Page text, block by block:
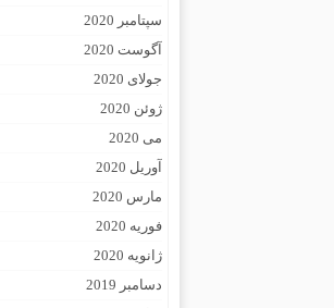
سپتامبر 2020
آگوست 2020
جولای 2020
ژوئن 2020
می 2020
آوریل 2020
مارس 2020
فوریه 2020
ژانویه 2020
دسامبر 2019